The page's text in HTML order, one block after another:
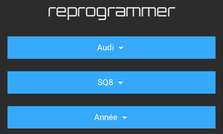
reprogrammer
Audi
SQ8
Année